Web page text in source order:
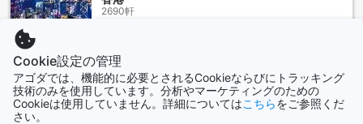
ーチャシーマー シティセンターに位置しており、便利なロケ
ーションでアクセスしやすいです。
もっとも便利な空港は、ナコーンラーチャシーマーにあるナ
コーンラーチャシーマー国際空港です。空港からホテルまで
の距離は約30キロメートルで、タクシーで約30分ほどかかり
ます。また、空港にはレンタカーサービスもあり、自家用車
での移動も便利です。
2690軒
シンガポール
1501軒
Cookie設定の管理
アゴダでは、機能的に必要とされるCookieならびにトラッキング
技術のみを使用しています。分析やマーケティングのための
Cookieは使用していません。詳細についてはこちらをご参照くだ
さい。